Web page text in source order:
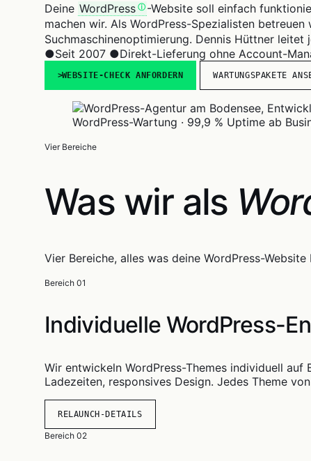
Deine WordPress
-Website soll einfach
machen wir. Als WordPress-Spezialisten
Suchmaschinenoptimierung. Dennis Hüttner
●Seit 2007 ●Direkt-Lieferung ohne Account-
WEBSITE-CHECK ANFORDERN WARTUNGSPAKETE
WordPress-Wartung · 99,9 % Uptime ab
Vier Bereiche
Was wir als
Vier Bereiche, alles was deine WordPress-
Bereich 01
Individuelle WordPress-
Wir entwickeln WordPress-Themes individuell auf
Ladezeiten, responsives Design. Jedes Theme
RELAUNCH-DETAILS
Bereich 02